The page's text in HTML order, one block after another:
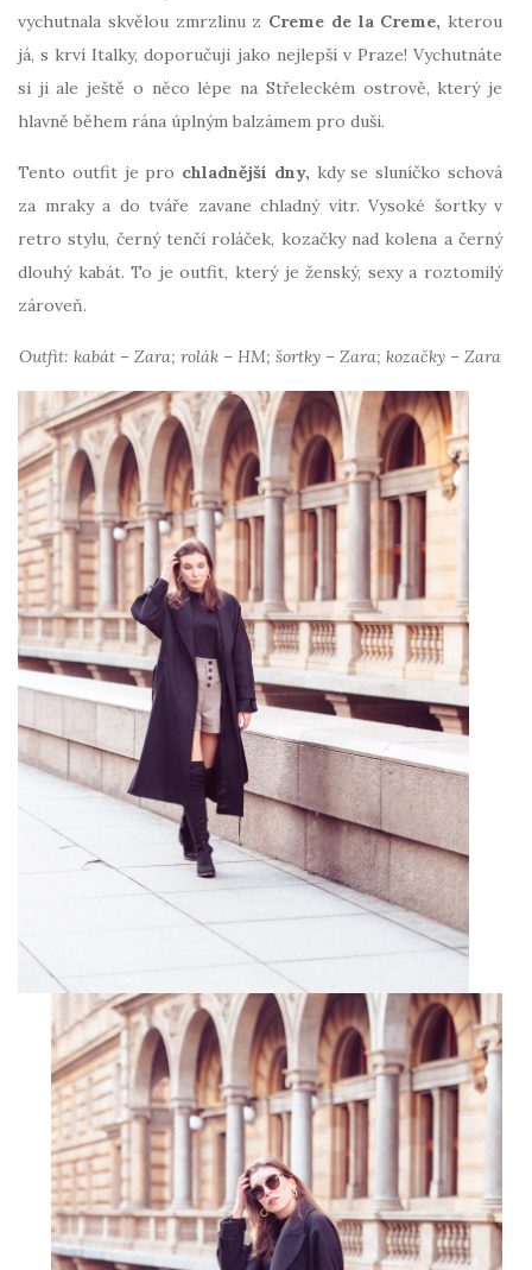
vychutnala skvělou zmrzlinu z Creme de la Creme, kterou
já, s krví Italky, doporučuji jako nejlepší v Praze! Vychutnáte
si ji ale ještě o něco lépe na Střeleckém ostrově, který je
hlavně během rána úplným balzámem pro duši.
Tento outfit je pro chladnější dny, kdy se sluníčko schová
za mraky a do tváře zavane chladný vítr. Vysoké šortky v
retro stylu, černý tenčí roláček, kozačky nad kolena a černý
dlouhý kabát. To je outfit, který je ženský, sexy a roztomilý
zároveň.
Outfit: kabát – Zara; rolák – HM; šortky – Zara; kozačky – Zara